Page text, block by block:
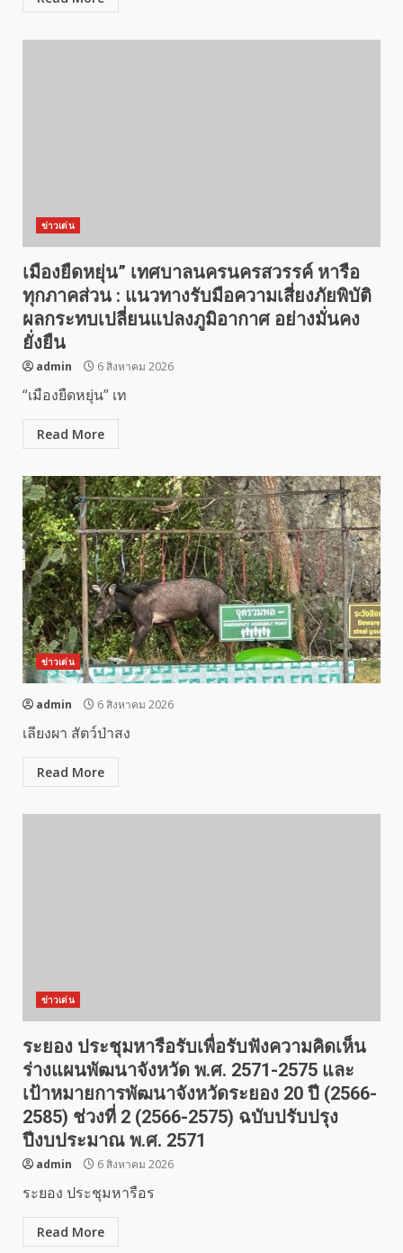
ข่าวเด่น
เมืองยืดหยุ่น” เทศบาลนครนครสวรรค์ หารือ
ทุกภาคส่วน : แนวทางรับมือความเสี่ยงภัยพิบัติ
ผลกระทบเปลี่ยนแปลงภูมิอากาศ อย่างมั่นคง
ยั่งยืน
admin 6 สิงหาคม 2026
“เมืองยืดหยุ่น” เท
Read More
ข่าวเด่น
admin 6 สิงหาคม 2026
เลียงผา สัตว์ป่าสง
Read More
ข่าวเด่น
ระยอง ประชุมหารือรับเพื่อรับฟังความคิดเห็น
ร่างแผนพัฒนาจังหวัด พ.ศ. 2571-2575 และ
เป้าหมายการพัฒนาจังหวัดระยอง 20 ปี (2566-
2585) ช่วงที่ 2 (2566-2575) ฉบับปรับปรุง
ปีงบประมาณ พ.ศ. 2571
admin 6 สิงหาคม 2026
ระยอง ประชุมหารือร
Read More